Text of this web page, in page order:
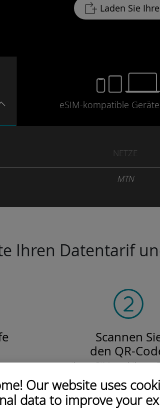
Our website uses
data to improve your
Laden Sie
eSIM-kompatible Geräte
NETZE
MTN
Ihren Datentarif
Scannen
den QR-
um Ihre eSIM und Ihren
zu aktivieren.
Einfach!